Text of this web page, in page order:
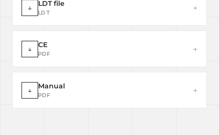
↓ LDT file
LDT
→
↓ CE
PDF
→
↓ Manual
PDF
→